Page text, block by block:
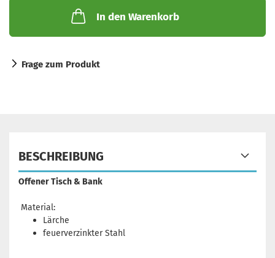
In den Warenkorb
Frage zum Produkt
BESCHREIBUNG
Offener Tisch & Bank
Material:
Lärche
feuerverzinkter Stahl